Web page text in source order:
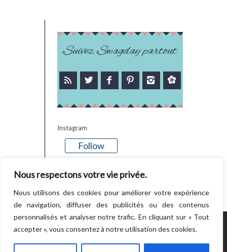
Nous respectons votre vie privée.
Nous utilisons des cookies pour améliorer votre expérience
de navigation, diffuser des publicités ou des contenus
personnalisés et analyser notre trafic. En cliquant sur « Tout
accepter », vous consentez à notre utilisation des cookies.
Suivez Swagday partout
Instagram
Follow
POWERED BY WORDPRESS.CREATED BY
THEMESINDEP